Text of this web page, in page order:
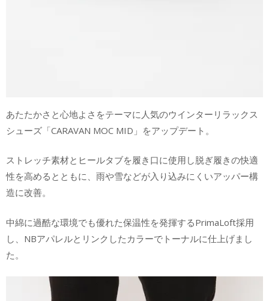
あたたかさと心地よさをテーマに人気のウインターリラックス
シューズ「CARAVAN MOC MID」をアップデート。
ストレッチ素材とヒールタブを履き口に使用し脱ぎ履きの快適
性を高めるとともに、雨や雪などが入り込みにくいアッパー構
造に改善。
中綿に過酷な環境でも優れた保温性を発揮するPrimaLoft採用
し、NBアパレルとリンクしたカラーでトーナルに仕上げまし
た。